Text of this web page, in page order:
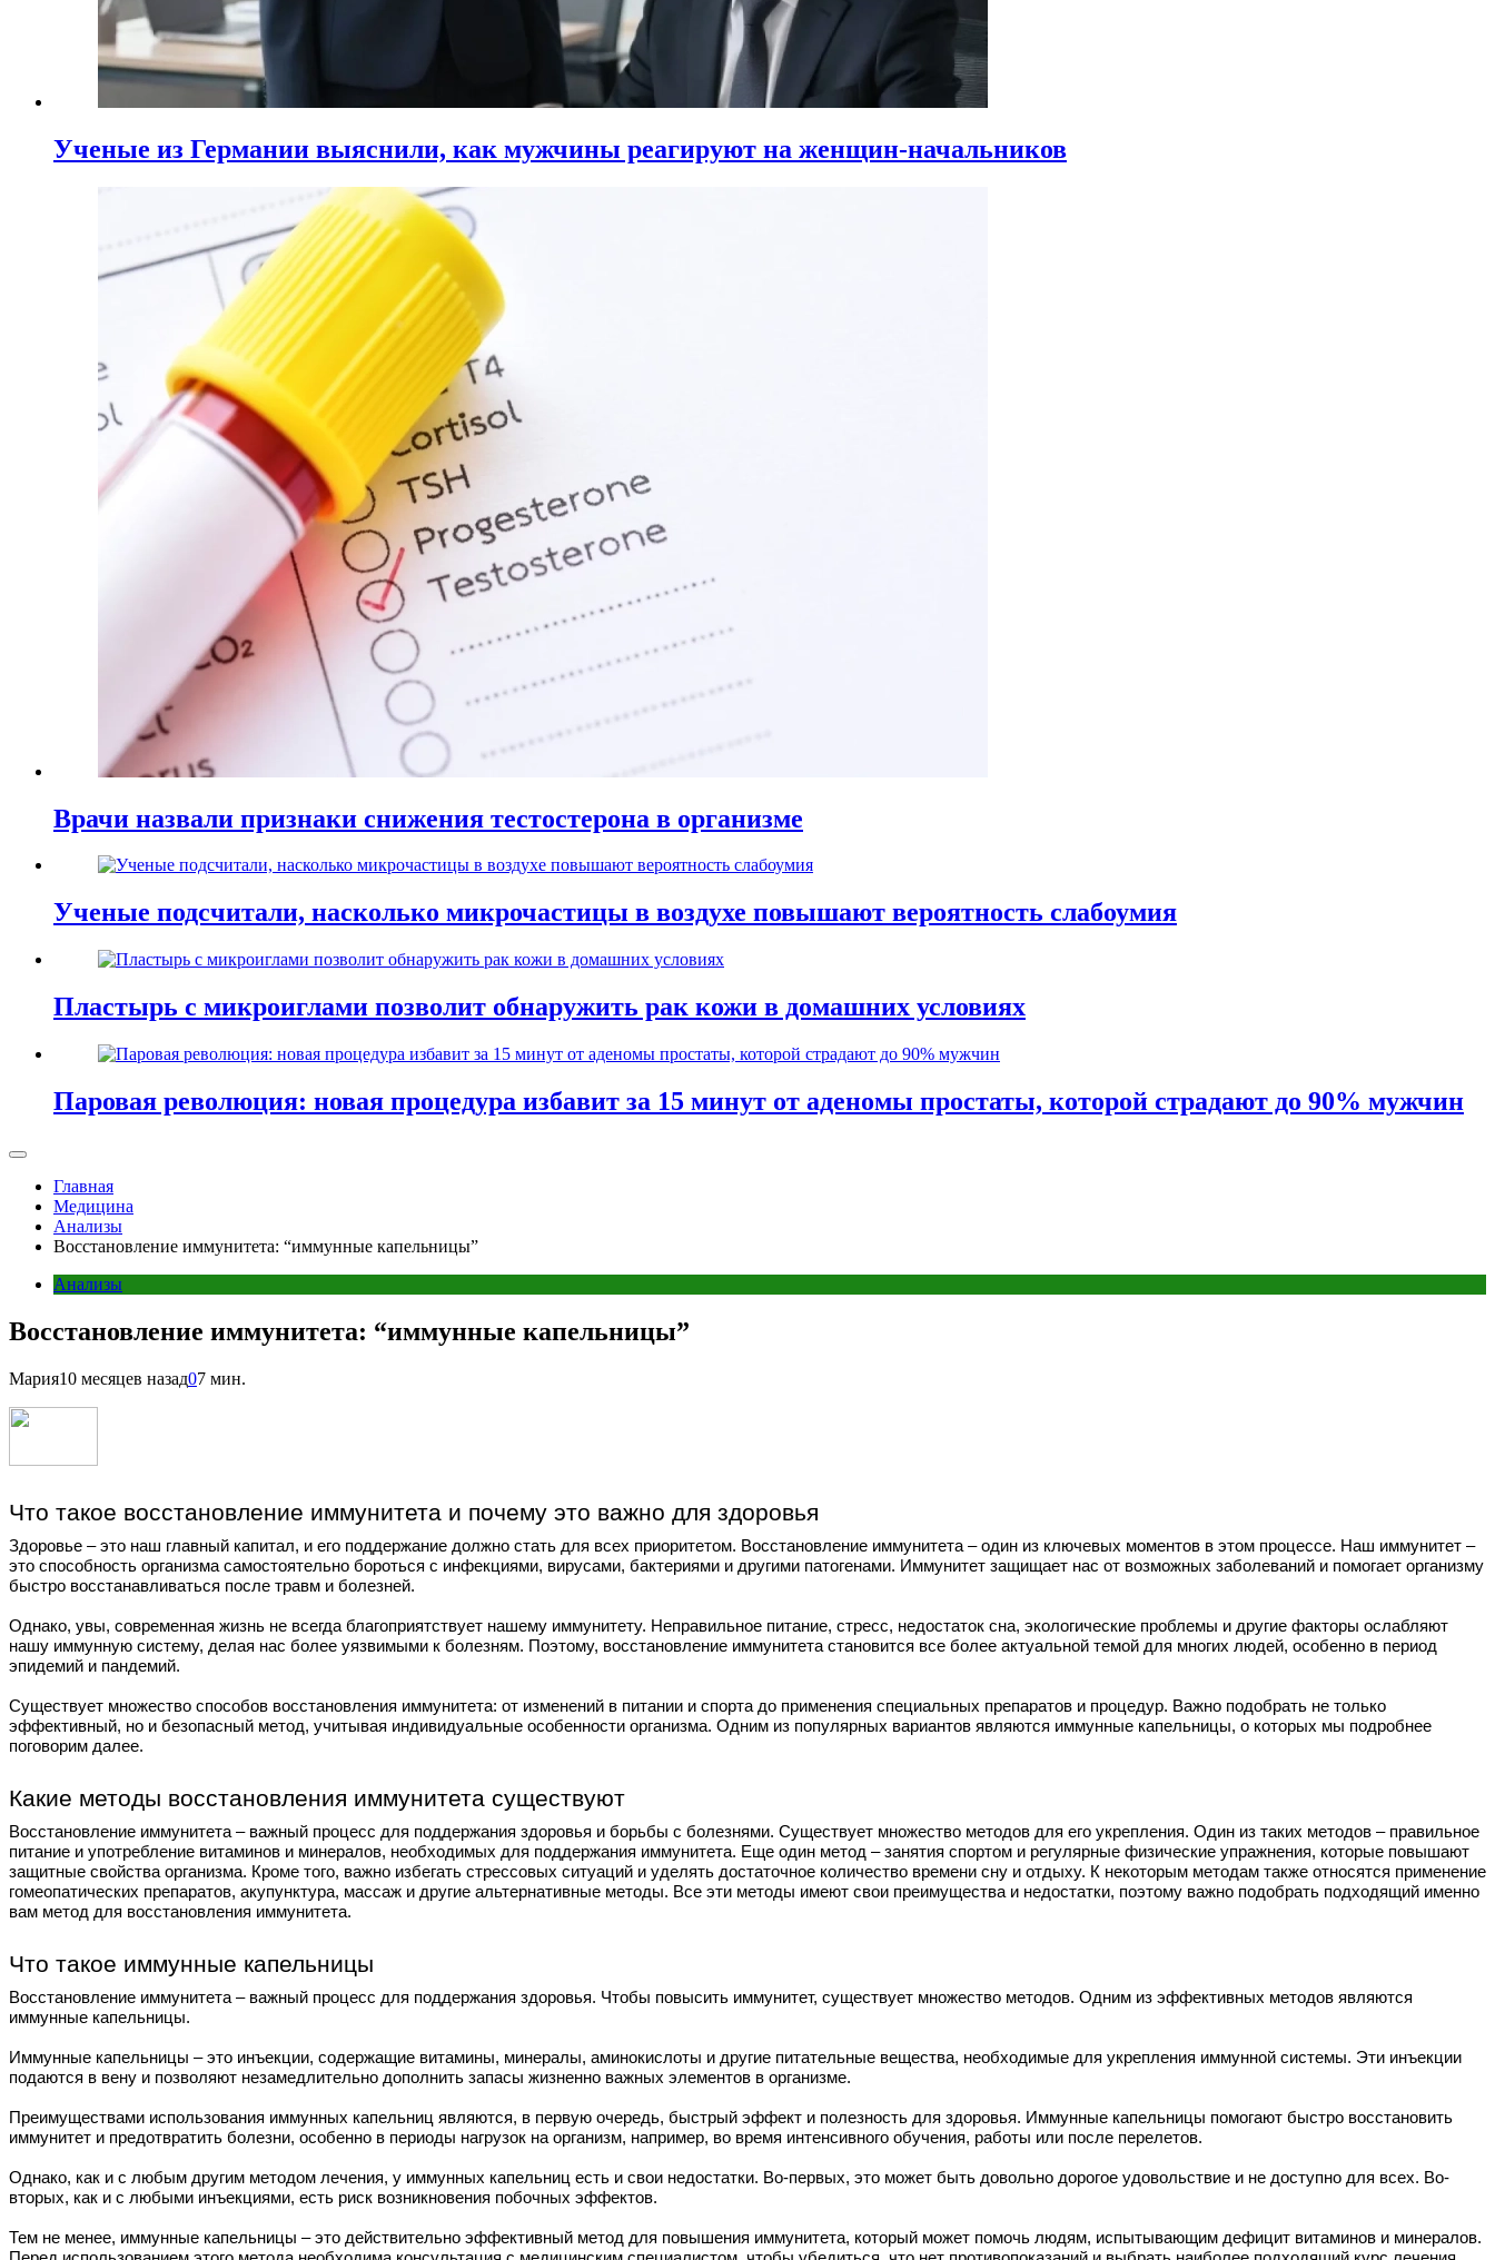
Ученые из Германии выяснили, как мужчины реагируют на женщин-начальников
Врачи назвали признаки снижения тестостерона в организме
Ученые подсчитали, насколько микрочастицы в воздухе повышают вероятность слабоумия
Пластырь с микроиглами позволит обнаружить рак кожи в домашних условиях
Паровая революция: новая процедура избавит за 15 минут от аденомы простаты, которой страдают до 90% мужчин
Главная
Медицина
Анализы
Восстановление иммунитета: “иммунные капельницы”
Анализы
Восстановление иммунитета: “иммунные капельницы”
Мария10 месяцев назад07 мин.
Что такое восстановление иммунитета и почему это важно для здоровья
Здоровье – это наш главный капитал, и его поддержание должно стать для всех приоритетом. Восстановление иммунитета – один из ключевых моментов в этом процессе. Наш иммунитет –
это способность организма самостоятельно бороться с инфекциями, вирусами, бактериями и другими патогенами. Иммунитет защищает нас от возможных заболеваний и помогает организму
быстро восстанавливаться после травм и болезней.
Однако, увы, современная жизнь не всегда благоприятствует нашему иммунитету. Неправильное питание, стресс, недостаток сна, экологические проблемы и другие факторы ослабляют
нашу иммунную систему, делая нас более уязвимыми к болезням. Поэтому, восстановление иммунитета становится все более актуальной темой для многих людей, особенно в период
эпидемий и пандемий.
Существует множество способов восстановления иммунитета: от изменений в питании и спорта до применения специальных препаратов и процедур. Важно подобрать не только
эффективный, но и безопасный метод, учитывая индивидуальные особенности организма. Одним из популярных вариантов являются иммунные капельницы, о которых мы подробнее
поговорим далее.
Какие методы восстановления иммунитета существуют
Восстановление иммунитета – важный процесс для поддержания здоровья и борьбы с болезнями. Существует множество методов для его укрепления. Один из таких методов – правильное
питание и употребление витаминов и минералов, необходимых для поддержания иммунитета. Еще один метод – занятия спортом и регулярные физические упражнения, которые повышают
защитные свойства организма. Кроме того, важно избегать стрессовых ситуаций и уделять достаточное количество времени сну и отдыху. К некоторым методам также относятся применение
гомеопатических препаратов, акупунктура, массаж и другие альтернативные методы. Все эти методы имеют свои преимущества и недостатки, поэтому важно подобрать подходящий именно
вам метод для восстановления иммунитета.
Что такое иммунные капельницы
Восстановление иммунитета – важный процесс для поддержания здоровья. Чтобы повысить иммунитет, существует множество методов. Одним из эффективных методов являются
иммунные капельницы.
Иммунные капельницы – это инъекции, содержащие витамины, минералы, аминокислоты и другие питательные вещества, необходимые для укрепления иммунной системы. Эти инъекции
подаются в вену и позволяют незамедлительно дополнить запасы жизненно важных элементов в организме.
Преимуществами использования иммунных капельниц являются, в первую очередь, быстрый эффект и полезность для здоровья. Иммунные капельницы помогают быстро восстановить
иммунитет и предотвратить болезни, особенно в периоды нагрузок на организм, например, во время интенсивного обучения, работы или после перелетов.
Однако, как и с любым другим методом лечения, у иммунных капельниц есть и свои недостатки. Во-первых, это может быть довольно дорогое удовольствие и не доступно для всех. Во-
вторых, как и с любыми инъекциями, есть риск возникновения побочных эффектов.
Тем не менее, иммунные капельницы – это действительно эффективный метод для повышения иммунитета, который может помочь людям, испытывающим дефицит витаминов и минералов.